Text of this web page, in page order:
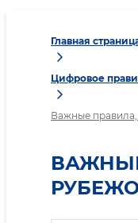
Главная
Цифровое
Важные